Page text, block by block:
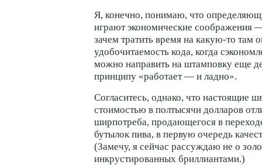
Я, конечно, понимаю, что
играют экономические соображения
зачем тратить время на какую-то там
удобочитаемость кода, когда
можно направить на штамповку еще
принципу «работает — и ладно».
Согласитесь, однако, что настоящие
стоимостью в полтысячи долларов
ширпотреба, продающегося в
бутылок пива, в первую очередь
(Замечу, я сейчас рассуждаю не о
инкрустированных бриллиантами.)